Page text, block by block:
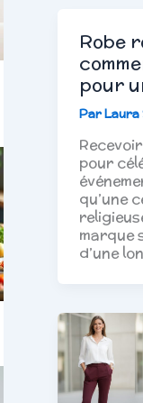
Robe
pour
ParLaura
pour
qu’une
marque
d’une